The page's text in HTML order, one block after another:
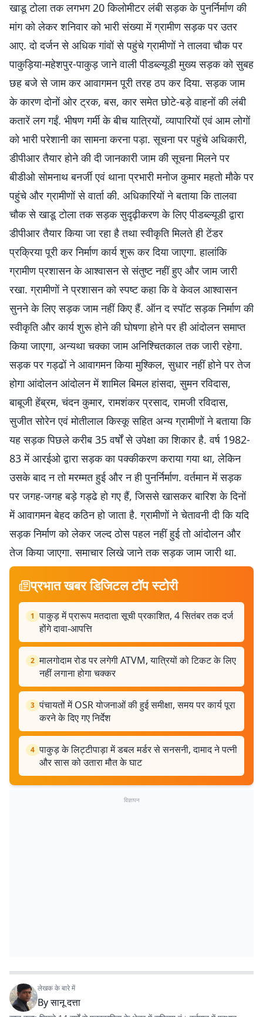
खाडू टोला तक लगभग 20 किलोमीटर लंबी सड़क के पुनर्निर्माण की
मांग को लेकर शनिवार को भारी संख्या में ग्रामीण सड़क पर उतर
आए. दो दर्जन से अधिक गांवों से पहुंचे ग्रामीणों ने तालवा चौक पर
पाकुड़िया-महेशपुर-पाकुड़ जाने वाली पीडब्ल्यूडी मुख्य सड़क को सुबह
छह बजे से जाम कर आवागमन पूरी तरह ठप कर दिया. सड़क जाम
के कारण दोनों ओर ट्रक, बस, कार समेत छोटे-बड़े वाहनों की लंबी
कतारें लग गईं. भीषण गर्मी के बीच यात्रियों, व्यापारियों एवं आम लोगों
को भारी परेशानी का सामना करना पड़ा. सूचना पर पहुंचे अधिकारी,
डीपीआर तैयार होने की दी जानकारी जाम की सूचना मिलने पर
बीडीओ सोमनाथ बनर्जी एवं थाना प्रभारी मनोज कुमार महतो मौके पर
पहुंचे और ग्रामीणों से वार्ता की. अधिकारियों ने बताया कि तालवा
चौक से खाडू टोला तक सड़क सुदृढ़ीकरण के लिए पीडब्ल्यूडी द्वारा
डीपीआर तैयार किया जा रहा है तथा स्वीकृति मिलते ही टेंडर
प्रक्रिया पूरी कर निर्माण कार्य शुरू कर दिया जाएगा. हालांकि
ग्रामीण प्रशासन के आश्वासन से संतुष्ट नहीं हुए और जाम जारी
रखा. ग्रामीणों ने प्रशासन को स्पष्ट कहा कि वे केवल आश्वासन
सुनने के लिए सड़क जाम नहीं किए हैं. ऑन द स्पॉट सड़क निर्माण की
स्वीकृति और कार्य शुरू होने की घोषणा होने पर ही आंदोलन समाप्त
किया जाएगा, अन्यथा चक्का जाम अनिश्चितकाल तक जारी रहेगा.
सड़क पर गड्ढों ने आवागमन किया मुश्किल, सुधार नहीं होने पर तेज
होगा आंदोलन आंदोलन में शामिल बिमल हांसदा, सुमन रविदास,
बाबूजी हेंब्रम, चंदन कुमार, रामशंकर प्रसाद, रामजी रविदास,
सुजीत सोरेन एवं मोतीलाल किस्कू सहित अन्य ग्रामीणों ने बताया कि
यह सड़क पिछले करीब 35 वर्षों से उपेक्षा का शिकार है. वर्ष 1982-
83 में आरईओ द्वारा सड़क का पक्कीकरण कराया गया था, लेकिन
उसके बाद न तो मरम्मत हुई और न ही पुनर्निर्माण. वर्तमान में सड़क
पर जगह-जगह बड़े गड्ढे हो गए हैं, जिससे खासकर बारिश के दिनों
में आवागमन बेहद कठिन हो जाता है. ग्रामीणों ने चेतावनी दी कि यदि
सड़क निर्माण को लेकर जल्द ठोस पहल नहीं हुई तो आंदोलन और
तेज किया जाएगा. समाचार लिखे जाने तक सड़क जाम जारी था.
प्रभात खबर डिजिटल टॉप स्टोरी
1 पाकुड़ में प्रारूप मतदाता सूची प्रकाशित, 4 सितंबर तक दर्ज
होंगे दावा-आपत्ति
2 मालगोदाम रोड पर लगेगी ATVM, यात्रियों को टिकट के लिए
नहीं लगाना होगा चक्कर
3 पंचायतों में OSR योजनाओं की हुई समीक्षा, समय पर कार्य पूरा
करने के दिए गए निर्देश
4 पाकुड़ के लिट्टीपाड़ा में डबल मर्डर से सनसनी, दामाद ने पत्नी
और सास को उतारा मौत के घाट
विज्ञापन
लेखक के बारे में
Byसानू दत्ता